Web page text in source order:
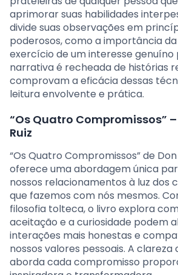
aprimorar suas habilidades
divide suas observações em
poderosos, como a importância
exercício de um interesse genuíno
narrativa é recheada de histórias
comprovam a eficácia dessas
leitura envolvente e prática.
“Os Quatro Compromissos”
Ruiz
“Os Quatro Compromissos” de Don
oferece uma abordagem única
nossos relacionamentos à luz dos
que fazemos com nós mesmos.
filosofia tolteca, o livro explora
aceitação e a curiosidade podem
interações mais honestas e
nossos valores pessoais. A clareza
aborda cada compromisso